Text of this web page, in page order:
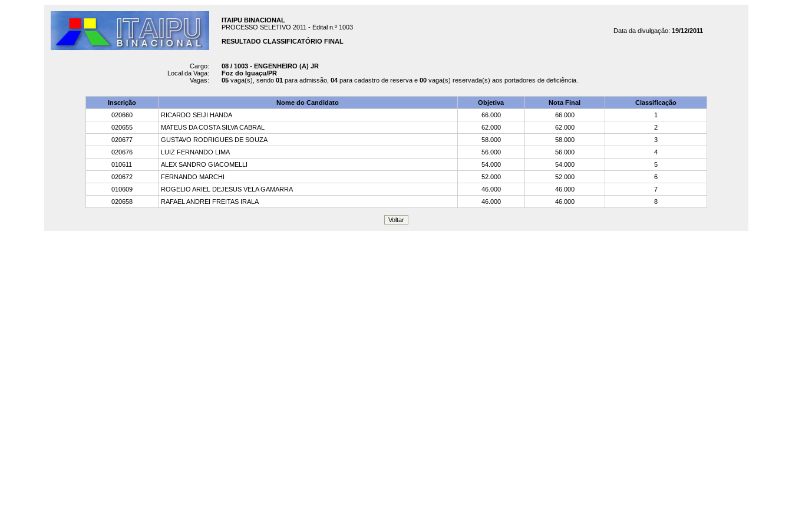
ITAIPU BINACIONAL
PROCESSO SELETIVO 2011 - Edital n.º 1003
RESULTADO CLASSIFICATÓRIO FINAL
Data da divulgação: 19/12/2011
Cargo:
Local da Vaga:
Vagas:
08 / 1003 - ENGENHEIRO (A) JR
Foz do Iguaçu/PR
05vaga(s), sendo 01para admissão, 04para cadastro de reserva e 00vaga(s) reservada(s) aos portadores de deficiência.
Inscrição Nome do Candidato Objetiva Nota Final
Classificação
020660
RICARDO SEIJI HANDA 66.000 66.000
1
020655
MATEUS DA COSTA SILVA CABRAL 62.000 62.000
2
020677
GUSTAVO RODRIGUES DE SOUZA 58.000 58.000
3
020676
LUIZ FERNANDO LIMA 56.000 56.000
4
010611
ALEX SANDRO GIACOMELLI 54.000 54.000
5
020672
FERNANDO MARCHI 52.000 52.000
6
010609
ROGELIO ARIEL DEJESUS VELA GAMARRA 46.000 46.000
7
020658
RAFAEL ANDREI FREITAS IRALA 46.000 46.000 8